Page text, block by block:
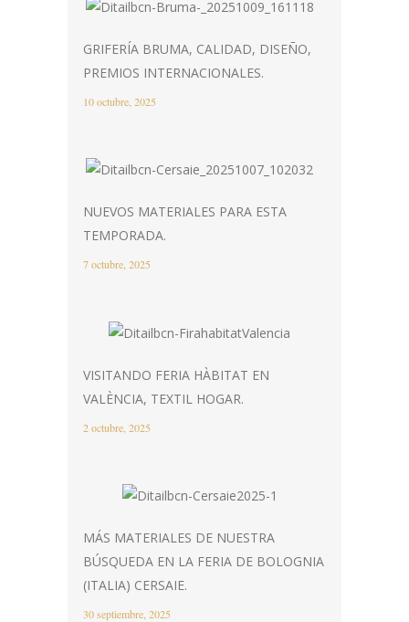
GRIFERÍA BRUMA, CALIDAD, DISEÑO,
PREMIOS INTERNACIONALES.
10 octubre, 2025
NUEVOS MATERIALES PARA ESTA
TEMPORADA.
7 octubre, 2025
VISITANDO FERIA HÀBITAT EN
VALÈNCIA, TEXTIL HOGAR.
2 octubre, 2025
MÁS MATERIALES DE NUESTRA
BÚSQUEDA EN LA FERIA DE BOLOGNIA
(ITALIA) CERSAIE.
30 septiembre, 2025